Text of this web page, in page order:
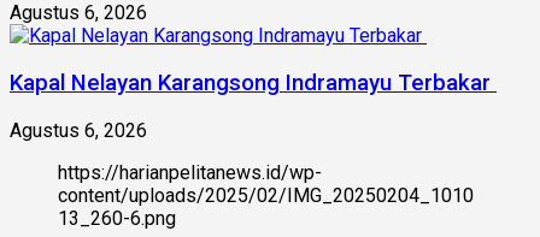
Agustus 6, 2026
Kapal Nelayan Karangsong Indramayu Terbakar
Agustus 6, 2026
https://harianpelitanews.id/wp-
content/uploads/2025/02/IMG_20250204_1010
13_260-6.png